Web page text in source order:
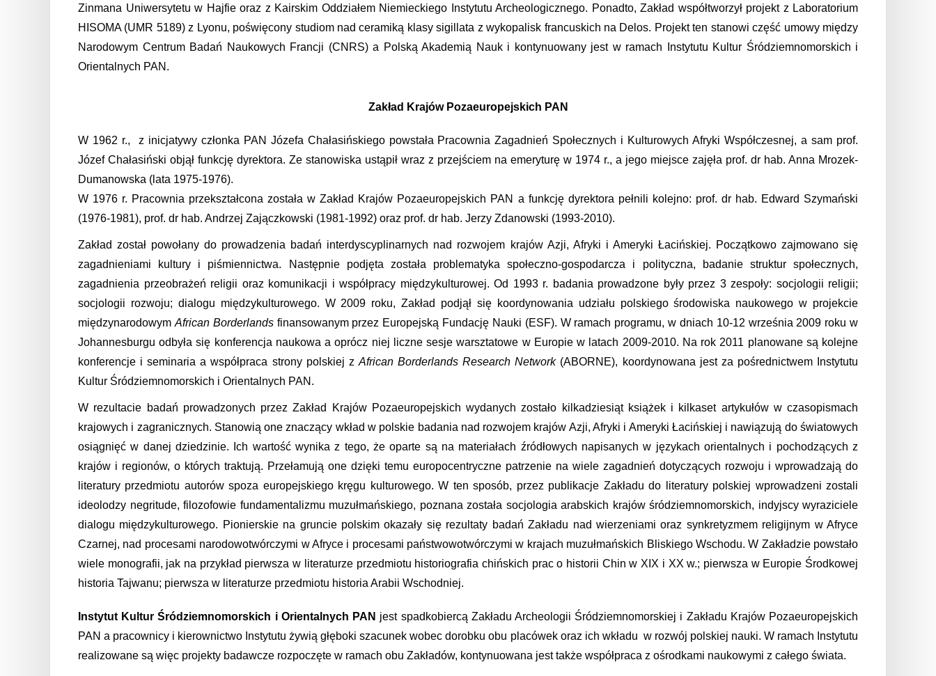
Zinmana Uniwersytetu w Hajfie oraz z Kairskim Oddziałem Niemieckiego Instytutu Archeologicznego. Ponadto, Zakład współtworzył projekt z Laboratorium
HISOMA (UMR 5189) z Lyonu, poświęcony studiom nad ceramiką klasy sigillata z wykopalisk francuskich na Delos. Projekt ten stanowi część umowy między
Narodowym Centrum Badań Naukowych Francji (CNRS) a Polską Akademią Nauk i kontynuowany jest w ramach Instytutu Kultur Śródziemnomorskich i
Orientalnych PAN.
Zakład Krajów Pozaeuropejskich PAN
W 1962 r., z inicjatywy członka PAN Józefa Chałasińskiego powstała Pracownia Zagadnień Społecznych i Kulturowych Afryki Współczesnej, a sam prof.
Józef Chałasiński objął funkcję dyrektora. Ze stanowiska ustąpił wraz z przejściem na emeryturę w 1974 r., a jego miejsce zajęła prof. dr hab. Anna Mrozek-
Dumanowska (lata 1975-1976).
W 1976 r. Pracownia przekształcona została w Zakład Krajów Pozaeuropejskich PAN a funkcję dyrektora pełnili kolejno: prof. dr hab. Edward Szymański
(1976-1981), prof. dr hab. Andrzej Zajączkowski (1981-1992) oraz prof. dr hab. Jerzy Zdanowski (1993-2010).
Zakład został powołany do prowadzenia badań interdyscyplinarnych nad rozwojem krajów Azji, Afryki i Ameryki Łacińskiej. Początkowo zajmowano się
zagadnieniami kultury i piśmiennictwa. Następnie podjęta została problematyka społeczno-gospodarcza i polityczna, badanie struktur społecznych,
zagadnienia przeobrażeń religii oraz komunikacji i współpracy międzykulturowej. Od 1993 r. badania prowadzone były przez 3 zespoły: socjologii religii;
socjologii rozwoju; dialogu międzykulturowego. W 2009 roku, Zakład podjął się koordynowania udziału polskiego środowiska naukowego w projekcie
międzynarodowym African Borderlandsfinansowanym przez Europejską Fundację Nauki (ESF). W ramach programu, w dniach 10-12 września 2009 roku w
Johannesburgu odbyła się konferencja naukowa a oprócz niej liczne sesje warsztatowe w Europie w latach 2009-2010. Na rok 2011 planowane są kolejne
konferencje i seminaria a współpraca strony polskiej z African Borderlands Research Network (ABORNE), koordynowana jest za pośrednictwem Instytutu
Kultur Śródziemnomorskich i Orientalnych PAN.
W rezultacie badań prowadzonych przez Zakład Krajów Pozaeuropejskich wydanych zostało kilkadziesiąt książek i kilkaset artykułów w czasopismach
krajowych i zagranicznych. Stanowią one znaczący wkład w polskie badania nad rozwojem krajów Azji, Afryki i Ameryki Łacińskiej i nawiązują do światowych
osiągnięć w danej dziedzinie. Ich wartość wynika z tego, że oparte są na materiałach źródłowych napisanych w językach orientalnych i pochodzących z
krajów i regionów, o których traktują. Przełamują one dzięki temu europocentryczne patrzenie na wiele zagadnień dotyczących rozwoju i wprowadzają do
literatury przedmiotu autorów spoza europejskiego kręgu kulturowego. W ten sposób, przez publikacje Zakładu do literatury polskiej wprowadzeni zostali
ideolodzy negritude, filozofowie fundamentalizmu muzułmańskiego, poznana została socjologia arabskich krajów śródziemnomorskich, indyjscy wyraziciele
dialogu międzykulturowego. Pionierskie na gruncie polskim okazały się rezultaty badań Zakładu nad wierzeniami oraz synkretyzmem religijnym w Afryce
Czarnej, nad procesami narodowotwórczymi w Afryce i procesami państwowotwórczymi w krajach muzułmańskich Bliskiego Wschodu. W Zakładzie powstało
wiele monografii, jak na przykład pierwsza w literaturze przedmiotu historiografia chińskich prac o historii Chin w XIX i XX w.; pierwsza w Europie Środkowej
historia Tajwanu; pierwsza w literaturze przedmiotu historia Arabii Wschodniej.
Instytut Kultur Śródziemnomorskich i Orientalnych PAN jest spadkobiercą Zakładu Archeologii Śródziemnomorskiej i Zakładu Krajów Pozaeuropejskich
PAN a pracownicy i kierownictwo Instytutu żywią głęboki szacunek wobec dorobku obu placówek oraz ich wkładu w rozwój polskiej nauki. W ramach Instytutu
realizowane są więc projekty badawcze rozpoczęte w ramach obu Zakładów, kontynuowana jest także współpraca z ośrodkami naukowymi z całego świata.